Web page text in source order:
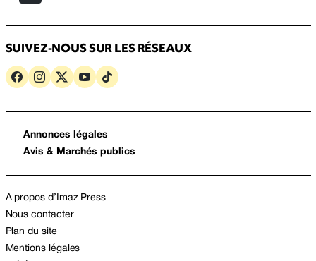
SUIVEZ-NOUS SUR LES RÉSEAUX
Annonces légales
Avis & Marchés publics
A propos d’Imaz Press
Nous contacter
Plan du site
Mentions légales